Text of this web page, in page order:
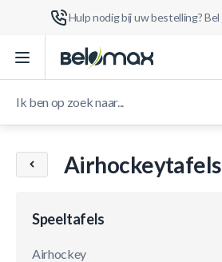
Hulp nodig bij uw bestelling? Bel
Ga naar de inhoud
Airhockeytafels
Speeltafels
Airhockey